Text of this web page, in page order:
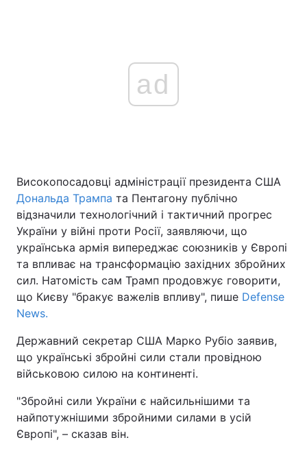
ad
Високопосадовці адміністрації президента США
Дональда Трампа та Пентагону публічно
відзначили технологічний і тактичний прогрес
України у війні проти Росії, заявляючи, що
українська армія випереджає союзників у Європі
та впливає на трансформацію західних збройних
сил. Натомість сам Трамп продовжує говорити,
що Києву "бракує важелів впливу", пише Defense
News.
Державний секретар США Марко Рубіо заявив,
що українські збройні сили стали провідною
військовою силою на континенті.
"Збройні сили України є найсильнішими та
найпотужнішими збройними силами в усій
Європі", – сказав він.